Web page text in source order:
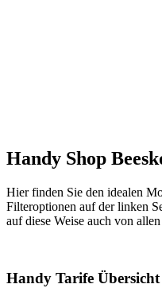
Handy Shop
Hier finden Sie den idealen
Filteroptionen auf der linken
auf diese Weise auch von
Handy Tarife Übersicht